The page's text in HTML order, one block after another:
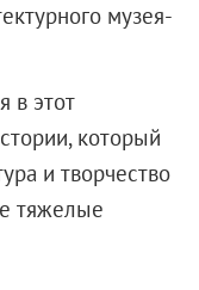
проекты
музея-
в этот
который
и творчество
тяжелые